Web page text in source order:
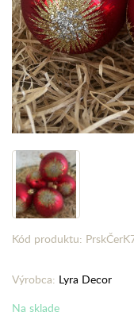
Kód produktu:
Výrobca: Lyra Decor
Na sklade